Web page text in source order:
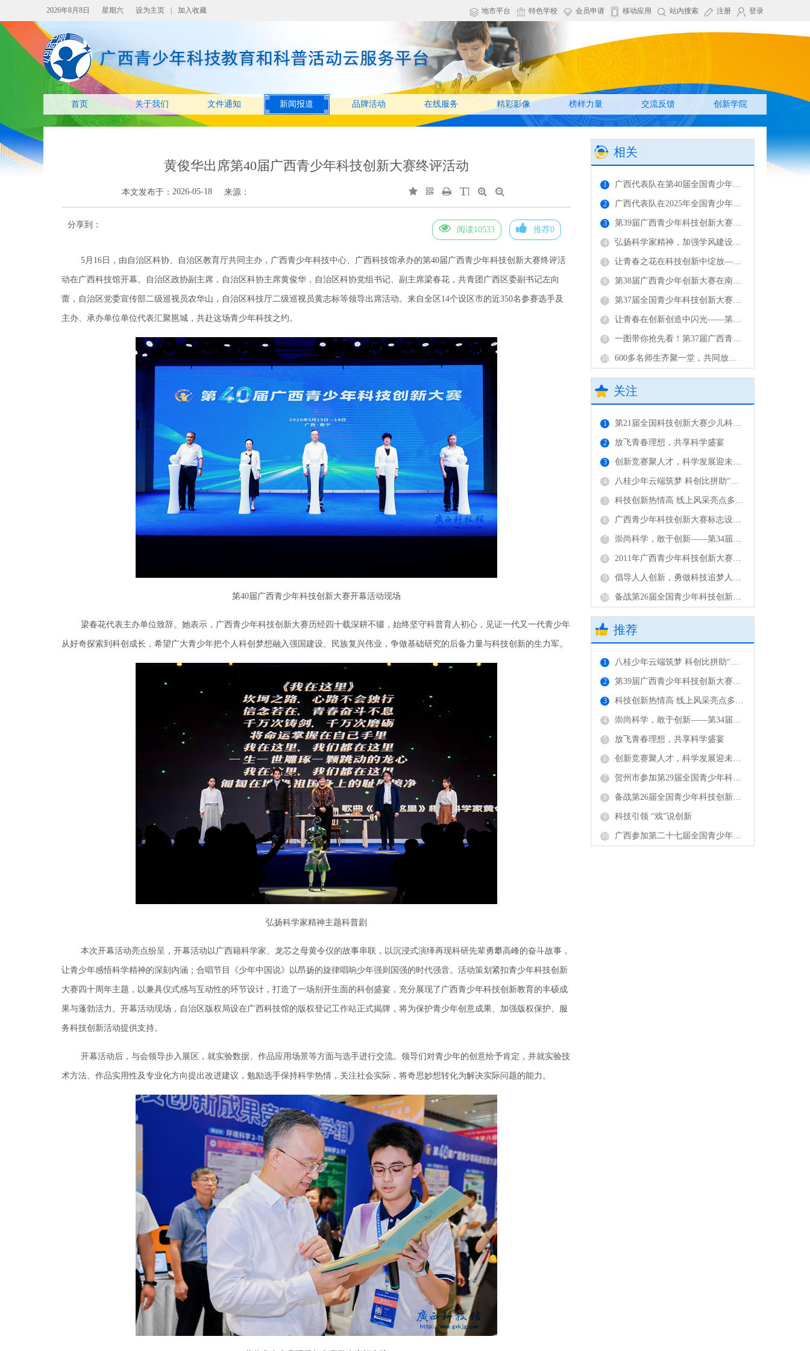
2026年8月8日 星期六 设为主页 加入收藏 地市平台 特色学校 会员申请 移动应用 站内搜索 注册 登录
首页 关于我们 文件通知 新闻报道 品牌活动 在线服务 精彩影像 榜样力量 交流反馈 创新学院
黄俊华出席第40届广西青少年科技创新大赛终评活动
本文发布于： 2026-05-18 来源：
分享到：
阅读10533 推荐0
5月16日，由自治区科协、自治区教育厅共同主办，广西青少年科技中心、广西科技馆承办的第40届广西青少年科技创新大赛终评活
动在广西科技馆开幕。自治区政协副主席，自治区科协主席黄俊华，自治区科协党组书记、副主席梁春花，共青团广西区委副书记左向
蕾，自治区党委宣传部二级巡视员农华山，自治区科技厅二级巡视员黄志标等领导出席活动。来自全区14个设区市的近350名参赛选手及
主办、承办单位单位代表汇聚邕城，共赴这场青少年科技之约。
第40届广西青少年科技创新大赛开幕活动现场
梁春花代表主办单位致辞。她表示，广西青少年科技创新大赛历经四十载深耕不辍，始终坚守科普育人初心，见证一代又一代青少年
从好奇探索到科创成长，希望广大青少年把个人科创梦想融入强国建设、民族复兴伟业，争做基础研究的后备力量与科技创新的生力军。
弘扬科学家精神主题科普剧
本次开幕活动亮点纷呈，开幕活动以广西籍科学家、龙芯之母黄令仪的故事串联，以沉浸式演绎再现科研先辈勇攀高峰的奋斗故事，
让青少年感悟科学精神的深刻内涵；合唱节目《少年中国说》以昂扬的旋律唱响少年强则国强的时代强音。活动策划紧扣青少年科技创新
大赛四十周年主题，以兼具仪式感与互动性的环节设计，打造了一场别开生面的科创盛宴，充分展现了广西青少年科技创新教育的丰硕成
果与蓬勃活力。开幕活动现场，自治区版权局设在广西科技馆的版权登记工作站正式揭牌，将为保护青少年创意成果、加强版权保护、服
务科技创新活动提供支持。
开幕活动后，与会领导步入展区，就实验数据、作品应用场景等方面与选手进行交流。领导们对青少年的创意给予肯定，并就实验技
术方法、作品实用性及专业化方向提出改进建议，勉励选手保持科学热情，关注社会实际，将奇思妙想转化为解决实际问题的能力。
相关
1 广西代表队在第40届全国青少年科技创新大赛奋勇争先斩获荣誉
2 广西代表队在2025年全国青少年科技教育创新成果大赛终评活动中斩获佳绩
3 第39届广西青少年科技创新大赛终评活动圆满举行
4 弘扬科学家精神，加强学风建设——科学家精神报告走进第38届广西青少年科技创新大赛
5 让青春之花在科技创新中绽放——第38届广西青少年科技创新大赛圆满落幕
6 第38届广西青少年创新大赛在南宁开幕
7 第37届全国青少年科技创新大赛广西代表队载誉而归
8 让青春在创新创造中闪光——第37届广西青少年科技创新大赛圆满落幕
9 一图带你抢先看！第37届广西青少年科技创新大赛来啦
10 600多名师生齐聚一堂，共同放飞科技梦想——第37届广西青少年科技创新大赛在广西科技馆举行
关注
1 第21届全国科技创新大赛少儿科幻画广西部分获奖作品
2 放飞青春理想，共享科学盛宴
3 创新竞赛聚人才，科学发展迎未来 ——记第32届广西青少年科技创新大赛
4 八桂少年云端筑梦 科创比拼助“双减”——第36届广西青少年科技创新大赛终评活动云上成功举办
5 科技创新热情高 线上风采亮点多——广西青少年科技创新大赛首次线上终评活动圆满成功
6 广西青少年科技创新大赛标志设计说明
7 崇尚科学，敢于创新——第34届广西青少年科技创新大赛在广西南宁开幕
8 2011年广西青少年科技创新大赛隆重举行 自治区副主席陈章良出席并讲话
9 倡导人人创新，勇做科技追梦人——第31届广西青少年科技创新大赛
10 备战第26届全国青少年科技创新大赛广西代表队举办赛前培训
推荐
1 八桂少年云端筑梦 科创比拼助“双减”——第36届广西青少年科技创新大赛终评活动云上成功举办
2 第39届广西青少年科技创新大赛终评活动圆满举行
3 科技创新热情高 线上风采亮点多——广西青少年科技创新大赛首次线上终评活动圆满成功
4 崇尚科学，敢于创新——第34届广西青少年科技创新大赛在广西南宁开幕
5 放飞青春理想，共享科学盛宴
6 创新竞赛聚人才，科学发展迎未来 ——记第32届广西青少年科技创新大赛
7 贺州市参加第29届全国青少年科技创新大赛硕果累累
8 备战第26届全国青少年科技创新大赛广西代表队举办赛前培训
9 科技引领 “戏”说创新
10 广西参加第二十七届全国青少年科技创新大赛获佳绩